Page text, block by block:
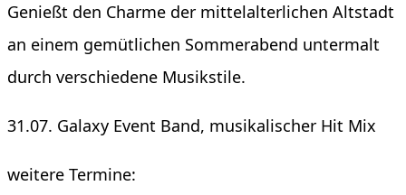
Genießt den Charme der mittelalterlichen Altstadt
an einem gemütlichen Sommerabend untermalt
durch verschiedene Musikstile.
31.07. Galaxy Event Band, musikalischer Hit Mix
weitere Termine: